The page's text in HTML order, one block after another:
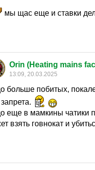
мы щас еще и ставки
Orin (Heating mains
13:09, 20.03.2025
больше побитых,
еще в мамкины чатики
взять говнокат и